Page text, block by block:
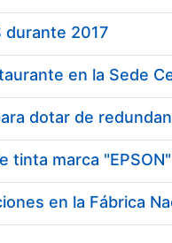
durante 2017
en la Sede
tinta marca "EPSON"